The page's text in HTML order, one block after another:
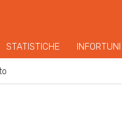
STATISTICHE INFORTUNI